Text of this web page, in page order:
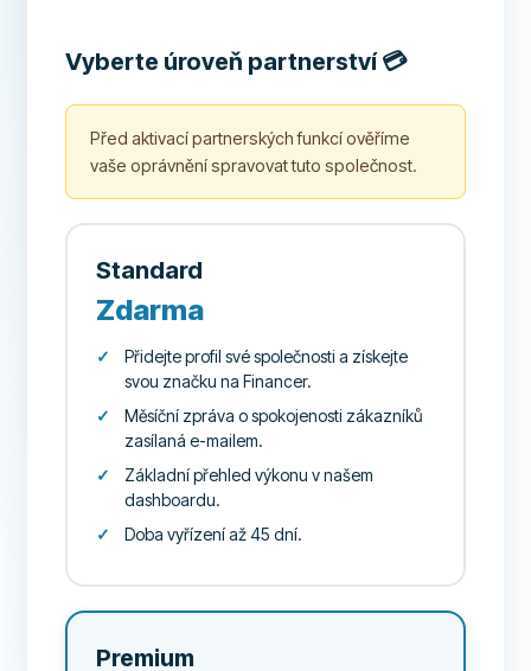
Vyberte úroveň partnerství 💳
Před aktivací partnerských funkcí ověříme
vaše oprávnění spravovat tuto společnost.
Standard
Zdarma
Přidejte profil své společnosti a získejte
svou značku na Financer.
Měsíční zpráva o spokojenosti zákazníků
zasílaná e-mailem.
Základní přehled výkonu v našem
dashboardu.
Doba vyřízení až 45 dní.
Premium